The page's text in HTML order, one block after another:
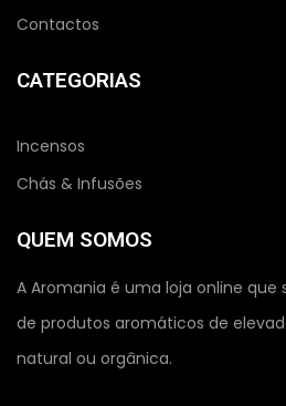
Contactos
CATEGORIAS
Incensos
Chás & Infusões
QUEM SOMOS
A Aromania é uma loja online
de produtos aromáticos de
natural ou orgânica.